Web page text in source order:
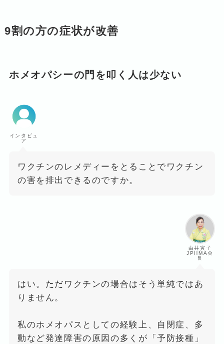
9割の方の症状が改善
ホメオパシーの門を叩く人は少ない
インタビュ
ア
ワクチンのレメディーをとることでワクチン
の害を排出できるのですか。
由井寅子
JPHMA会
長
はい。ただワクチンの場合はそう単純ではあ
りません。
私のホメオパスとしての経験上、自閉症、多
動など発達障害の原因の多くが「予防接種」